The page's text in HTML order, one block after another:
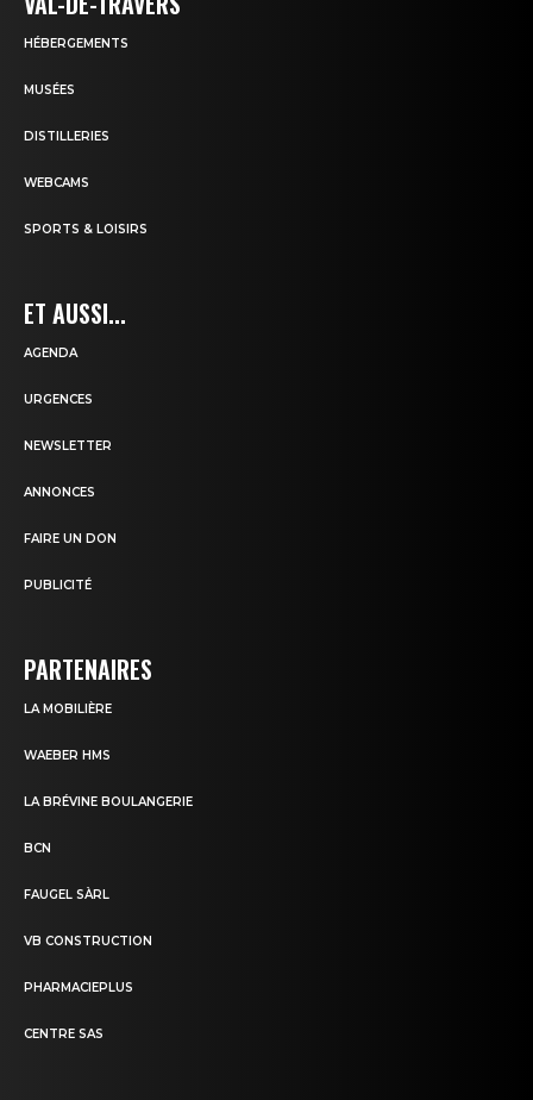
HÉBERGEMENTS
MUSÉES
DISTILLERIES
WEBCAMS
SPORTS & LOISIRS
ET AUSSI...
AGENDA
URGENCES
NEWSLETTER
ANNONCES
FAIRE UN DON
PUBLICITÉ
PARTENAIRES
LA MOBILIÈRE
WAEBER HMS
LA BRÉVINE BOULANGERIE
BCN
FAUGEL SÀRL
VB CONSTRUCTION
PHARMACIEPLUS
CENTRE SAS